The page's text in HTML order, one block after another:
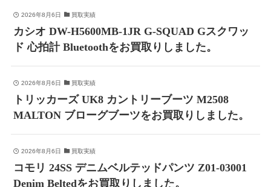
2026年8月6日 買取実績
カシオ DW-H5600MB-1JR G-SQUAD Gスクワッ
ド 心拍計 Bluetoothをお買取りしました。
2026年8月6日 買取実績
トリッカーズ UK8 カントリーブーツ M2508
MALTON ブローグブーツをお買取りしました。
2026年8月6日 買取実績
コモリ 24SS デニムベルテッドパンツ Z01-03001
Denim Beltedをお買取りしました。